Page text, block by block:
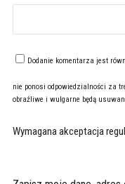
Dodanie komentarza jest
nie ponosi odpowiedzialności za
obraźliwe i wulgarne będą
Wymagana akceptacja